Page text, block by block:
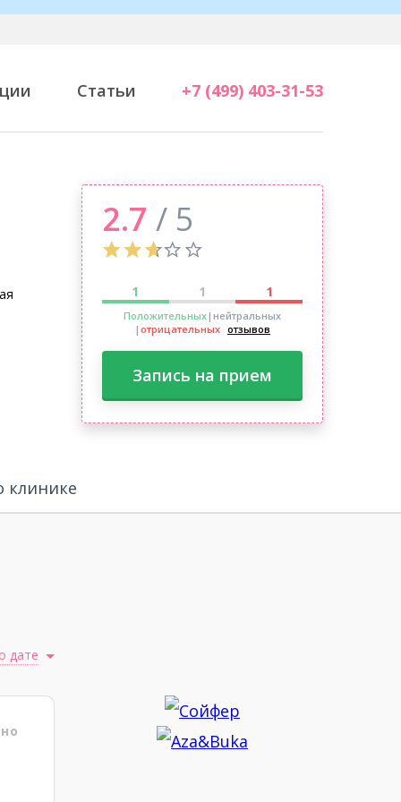
Статьи +7 (499) 403-31-53
2.7 / 5
1 1 1
Положительных|нейтральных
| отрицательных отзывов
Запись на прием
клинике
дате